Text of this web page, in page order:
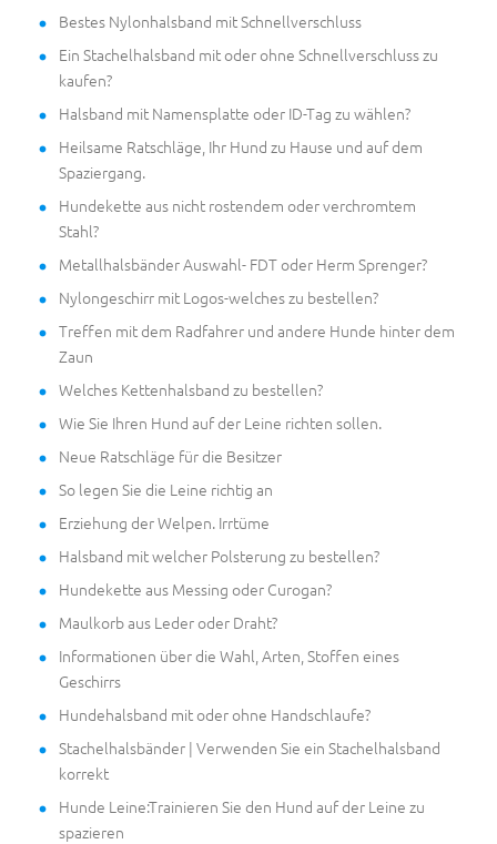
Bestes Nylonhalsband mit Schnellverschluss
Ein Stachelhalsband mit oder ohne Schnellverschluss zu
kaufen?
Halsband mit Namensplatte oder ID-Tag zu wählen?
Heilsame Ratschläge, Ihr Hund zu Hause und auf dem
Spaziergang.
Hundekette aus nicht rostendem oder verchromtem
Stahl?
Metallhalsbänder Auswahl- FDT oder Herm Sprenger?
Nylongeschirr mit Logos-welches zu bestellen?
Treffen mit dem Radfahrer und andere Hunde hinter dem
Zaun
Welches Kettenhalsband zu bestellen?
Wie Sie Ihren Hund auf der Leine richten sollen.
Neue Ratschläge für die Besitzer
So legen Sie die Leine richtig an
Erziehung der Welpen. Irrtüme
Halsband mit welcher Polsterung zu bestellen?
Hundekette aus Messing oder Curogan?
Maulkorb aus Leder oder Draht?
Informationen über die Wahl, Arten, Stoffen eines
Geschirrs
Hundehalsband mit oder ohne Handschlaufe?
Stachelhalsbänder | Verwenden Sie ein Stachelhalsband
korrekt
Hunde Leine:Trainieren Sie den Hund auf der Leine zu
spazieren